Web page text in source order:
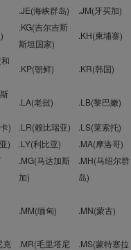
.JE(海峡群岛) .JM(牙买加)
.KG(吉尔吉斯
斯坦国家)
.KH(柬埔寨)
.KP(朝鲜) .KR(韩国)
.LA(老挝) .LB(黎巴嫩)
) .LR(赖比瑞亚)
.LS(莱索托)
) .LY(利比亚) .MA(摩洛哥)
.MG(马达加斯
加)
.MH(马绍尔群
岛)
.MM(缅甸) .MN(蒙古)
克
.MR(毛里塔尼
.MS(蒙特塞拉